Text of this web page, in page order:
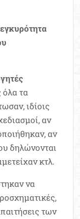
τα
ιδίοις
αν
αν
δηλώνονται
κτλ.
να
των